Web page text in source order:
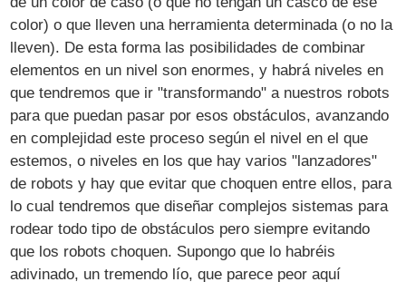
color) o que lleven una herramienta determinada (o no la
lleven). De esta forma las posibilidades de combinar
elementos en un nivel son enormes, y habrá niveles en
que tendremos que ir "transformando" a nuestros robots
para que puedan pasar por esos obstáculos, avanzando
en complejidad este proceso según el nivel en el que
estemos, o niveles en los que hay varios "lanzadores"
de robots y hay que evitar que choquen entre ellos, para
lo cual tendremos que diseñar complejos sistemas para
rodear todo tipo de obstáculos pero siempre evitando
que los robots choquen. Supongo que lo habréis
adivinado, un tremendo lío, que parece peor aquí